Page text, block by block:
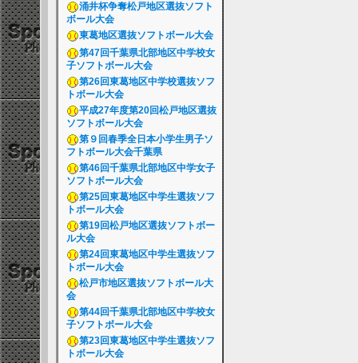
涌井杯争奪松戸地区選抜ソフト
ボール大会
東葛地区選抜ソフトボール大会
第47回千葉県北部地区中学校女
子ソフトボール大会
第26回東葛地区中学校選抜ソフ
トボール大会
平成27年度第20回松戸地区選抜
ソフトボール大会
第９回春季全日本小学生男子ソ
フトボール大会千葉県
第46回千葉県北部地区中学女子
ソフトボール大会
第25回東葛地区中学生選抜ソフ
トボール大会
第19回松戸地区選抜ソフトボー
ル大会
第24回東葛地区中学生選抜ソフ
トボール大会
松戸市地区選抜ソフトボール大
会
第44回千葉県北部地区中学校女
子ソフトボール大会
第23回東葛地区中学生選抜ソフ
トボール大会